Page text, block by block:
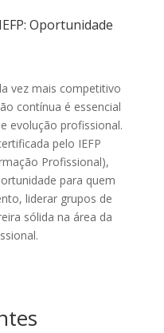
Oportunidade
vez mais competitivo
contínua é essencial
evolução profissional.
pelo IEFP
Profissional),
para quem
liderar grupos de
sólida na área da